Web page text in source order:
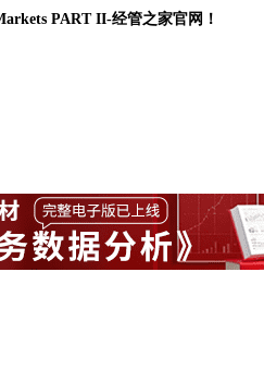
PART II-经管之家官网！